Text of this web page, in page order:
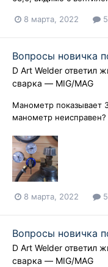
8 марта, 2022
Вопросы новичка
D Art Welder ответил
сварка — MIG/MAG
Манометр показывает
манометр неисправен?
8 марта, 2022
Вопросы новичка
D Art Welder ответил
сварка — MIG/MAG